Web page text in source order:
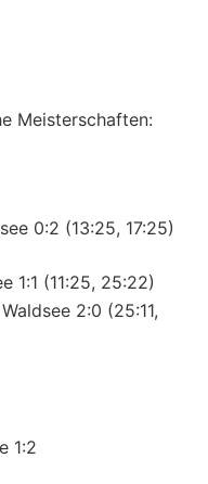
Meisterschaften:
0:2 (13:25, 17:25)
1:1 (11:25, 25:22)
2:0 (25:11,
1:2